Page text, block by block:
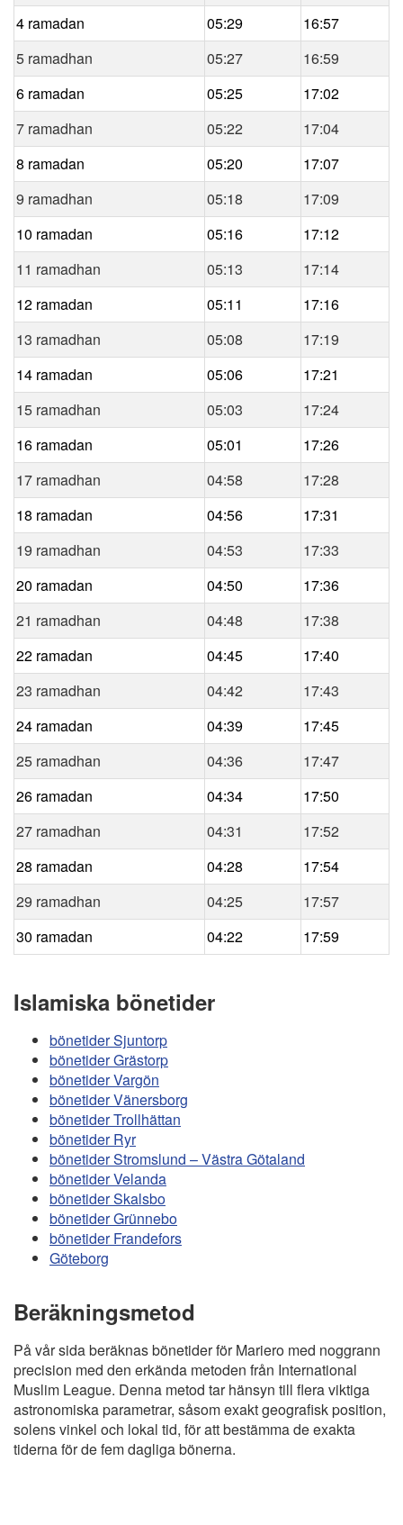
4 ramadan
05:29
16:57
5 ramadhan
05:27
16:59
6 ramadan
05:25
17:02
7 ramadhan
05:22
17:04
8 ramadan
05:20
17:07
9 ramadhan
05:18
17:09
10 ramadan
05:16
17:12
11 ramadhan
05:13
17:14
12 ramadan
05:11
17:16
13 ramadhan
05:08
17:19
14 ramadan
05:06
17:21
15 ramadhan
05:03
17:24
16 ramadan
05:01
17:26
17 ramadhan
04:58
17:28
18 ramadan
04:56
17:31
19 ramadhan
04:53
17:33
20 ramadan
04:50
17:36
21 ramadhan
04:48
17:38
22 ramadan
04:45
17:40
23 ramadhan
04:42
17:43
24 ramadan
04:39
17:45
25 ramadhan
04:36
17:47
26 ramadan
04:34
17:50
27 ramadhan
04:31
17:52
28 ramadan
04:28
17:54
29 ramadhan
04:25
17:57
30 ramadan
04:22 17:59
Islamiska bönetider
bönetider Sjuntorp
bönetider Grästorp
bönetider Vargön
bönetider Vänersborg
bönetider Trollhättan
bönetider Ryr
bönetider Stromslund – Västra Götaland
bönetider Velanda
bönetider Skalsbo
bönetider Grünnebo
bönetider Frandefors
Göteborg
Beräkningsmetod
På vår sida beräknas bönetider för Mariero med noggrann
precision med den erkända metoden från International
Muslim League. Denna metod tar hänsyn till flera viktiga
astronomiska parametrar, såsom exakt geografisk position,
solens vinkel och lokal tid, för att bestämma de exakta
tiderna för de fem dagliga bönerna.